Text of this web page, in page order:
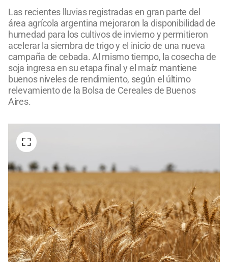
Las recientes lluvias registradas en gran parte del
área agrícola argentina mejoraron la disponibilidad de
humedad para los cultivos de invierno y permitieron
acelerar la siembra de trigo y el inicio de una nueva
campaña de cebada. Al mismo tiempo, la cosecha de
soja ingresa en su etapa final y el maíz mantiene
buenos niveles de rendimiento, según el último
relevamiento de la Bolsa de Cereales de Buenos
Aires.